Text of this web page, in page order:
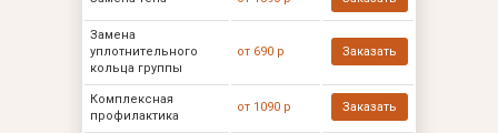
Замена
уплотнительного
кольца группы
от 690 р Заказать
Комплексная
профилактика
от 1090 р Заказать